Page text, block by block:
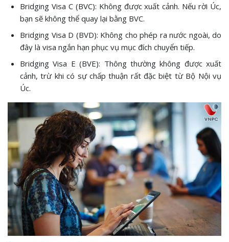
Bridging Visa C (BVC): Không được xuất cảnh. Nếu rời Úc,
bạn sẽ không thể quay lại bằng BVC.
Bridging Visa D (BVD): Không cho phép ra nước ngoài, do
đây là visa ngắn hạn phục vụ mục đích chuyển tiếp.
Bridging Visa E (BVE): Thông thường không được xuất
cảnh, trừ khi có sự chấp thuận rất đặc biệt từ Bộ Nội vụ
Úc.